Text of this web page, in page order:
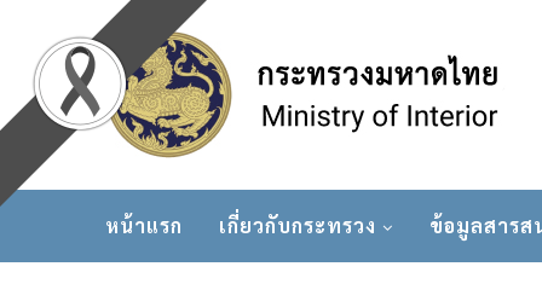
หน้าแรก เกี่ยวกับกระทรวง ข้อมูลสารส